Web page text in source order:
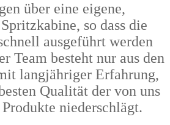
über eine eigene,
so dass die
ausgeführt werden
Team besteht nur aus den
langjähriger Erfahrung,
Qualität der von uns
niederschlägt.